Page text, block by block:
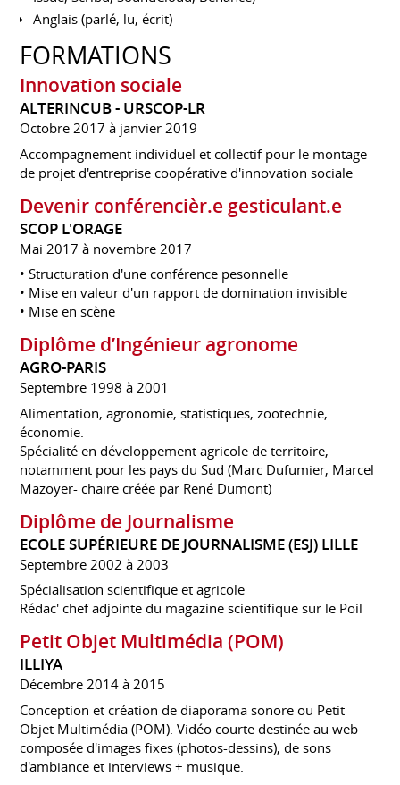
Anglais (parlé, lu, écrit)
FORMATIONS
Innovation sociale
ALTERINCUB - URSCOP-LR
Octobre 2017 à janvier 2019
Accompagnement individuel et collectif pour le montage
de projet d'entreprise coopérative d'innovation sociale
Devenir conférencièr.e gesticulant.e
SCOP L'ORAGE
Mai 2017 à novembre 2017
• Structuration d'une conférence pesonnelle
• Mise en valeur d'un rapport de domination invisible
• Mise en scène
Diplôme d’Ingénieur agronome
AGRO-PARIS
Septembre 1998 à 2001
Alimentation, agronomie, statistiques, zootechnie,
économie.
Spécialité en développement agricole de territoire,
notamment pour les pays du Sud (Marc Dufumier, Marcel
Mazoyer- chaire créée par René Dumont)
Diplôme de Journalisme
ECOLE SUPÉRIEURE DE JOURNALISME (ESJ) LILLE
Septembre 2002 à 2003
Spécialisation scientifique et agricole
Rédac' chef adjointe du magazine scientifique sur le Poil
Petit Objet Multimédia (POM)
ILLIYA
Décembre 2014 à 2015
Conception et création de diaporama sonore ou Petit
Objet Multimédia (POM). Vidéo courte destinée au web
composée d'images fixes (photos-dessins), de sons
d'ambiance et interviews + musique.